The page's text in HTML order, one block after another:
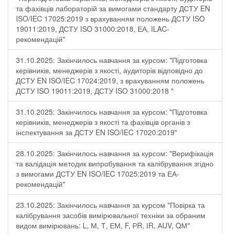
та фахівців лабораторій за вимогами стандарту ДСТУ EN
ISO/IEC 17025:2019 з врахуванням положень ДСТУ ISO
19011:2019, ДСТУ ISO 31000:2018, ЕА, ILAC-
рекомендацій"
31.10.2025: Закінчилось навчання за курсом: "Підготовка
керівників, менеджерів з якості, аудиторів відповідно до
ДСТУ EN ISO/IEC 17024:2019, з врахуванням положень
ДСТУ ISO 19011:2019, ДСТУ ISO 31000:2018 "
31.10.2025: Закінчилось навчання за курсом: "Підготовка
керівників, менеджерів з якості та фахівців органів з
інспектування за ДСТУ EN ISO/IEC 17020:2019"
28.10.2025: Закінчилось навчання за курсом: "Верифікація
та валідація методик випробування та калібрування згідно
з вимогами ДСТУ EN ISO/IEC 17025:2019 та ЕА-
рекомендацій"
23.10.2025: Закінчилось навчання за курсом "Повірка та
калібрування засобів вимірювальної техніки за обраним
видом вимірювань: L, М, Т, ЕМ, F, РR, ІR, АUV, QМ"